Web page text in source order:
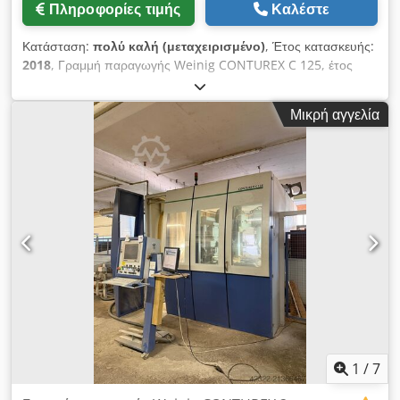
Κατευθύνσεις περιστροφής: δεξιά/αριστερά Άξονας C: ναι
άξονα Y: 120 m/min - στον άξονα C: 450 °/s Αποθήκη ταχέων
αλλαγών φρέζας άξονα 1: - τύπος αποθήκης: δίσκος -
χωρητικότητα: 18 εργαλεία - απόσταση βάσεων: 100 mm -
μέγιστο βάρος μεμονωμένου εργαλείου: 10 kg - μέγιστο
συνολικό βάρος εργαλείων: 130 kg - τύπος βάσης εργαλείων:
HSK F 63 Φρέζα άξονα 2: Ισχύς κινητήρα S1: 20 kW Εύρος
στροφών κινητήρα: 0 – 18,000 rpm Κατευθύνσεις
περιστροφής: δεξιά/αριστερά Άξονας C: ναι Ταχύτητα κίνησης
κινητήρα: - στον άξονα Z: 60 m/min - στον άξονα Y: 120
m/min - στον άξονα C: 450 °/s Αποθήκη ταχέων αλλαγών
φρέζας άξονα 2: - τύπος αποθήκης: δίσκος - χωρητικότητα: 18
εργαλεία - απόσταση βάσεων: 100 mm - μέγιστο βάρος
μεμονωμένου εργαλείου: 10 kg - μέγιστο συνολικό βάρος
εργαλείων: 130 kg - τύπος βάσης εργαλείων: HSK F 63
Εξωτερική αποθήκη: - τύπος αποθήκης: γραμμική -
χωρητικότητα: 120 εργαλεία - απόσταση βάσεων: 80 mm -
τύπος βάσης εργαλείων: HSK F 63 Τραπέζι φόρτωσης:
αυτόματο εγκάρσιο Τραπέζι εκφόρτωσης: αυτόματο εγκάρσιο
Πληροφορίες τιμής Καλέστε
Κατάσταση: πολύ καλή (μεταχειρισμένο), Έτος κατασκευής:
2018, Γραμμή παραγωγής Weinig CONTUREX C 125, έτος
κατασκευής 2018 Csdpfoy Emrksx Ahlorf
Μικρή αγγελία
1 /7